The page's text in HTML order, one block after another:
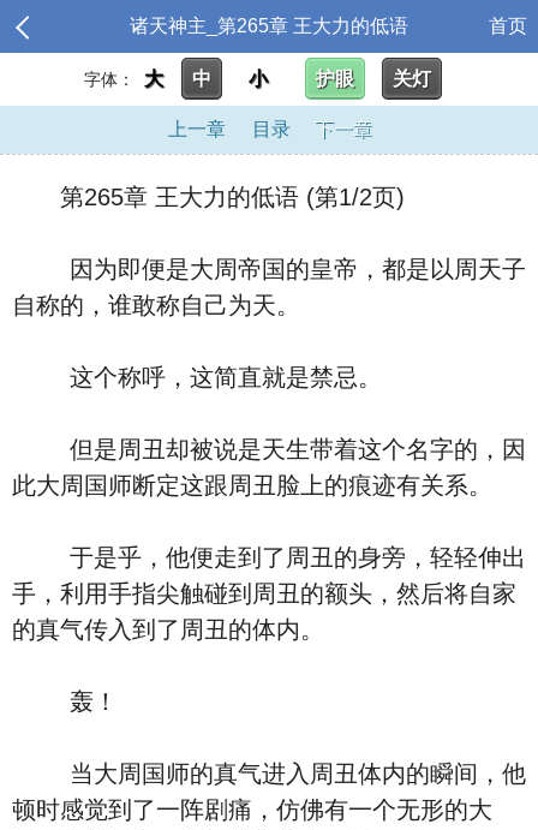
诸天神主_第265章 王大力的低语 首页
字体： 大 中 小 护眼 关灯
上一章 目录 下一章
第265章 王大力的低语 (第1/2页)
因为即便是大周帝国的皇帝，都是以周天子
自称的，谁敢称自己为天。
这个称呼，这简直就是禁忌。
但是周丑却被说是天生带着这个名字的，因
此大周国师断定这跟周丑脸上的痕迹有关系。
于是乎，他便走到了周丑的身旁，轻轻伸出
手，利用手指尖触碰到周丑的额头，然后将自家
的真气传入到了周丑的体内。
轰！
当大周国师的真气进入周丑体内的瞬间，他
顿时感觉到了一阵剧痛，仿佛有一个无形的大